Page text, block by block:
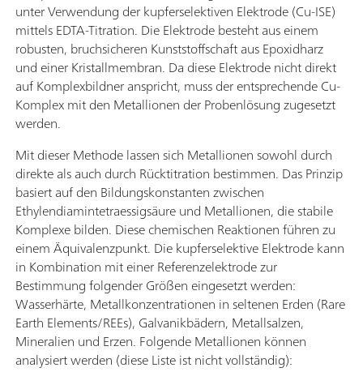
unter Verwendung der kupferselektiven Elektrode (Cu-ISE)
mittels EDTA-Titration. Die Elektrode besteht aus einem
robusten, bruchsicheren Kunststoffschaft aus Epoxidharz
und einer Kristallmembran. Da diese Elektrode nicht direkt
auf Komplexbildner anspricht, muss der entsprechende Cu-
Komplex mit den Metallionen der Probenlösung zugesetzt
werden.
Mit dieser Methode lassen sich Metallionen sowohl durch
direkte als auch durch Rücktitration bestimmen. Das Prinzip
basiert auf den Bildungskonstanten zwischen
Ethylendiamintetraessigsäure und Metallionen, die stabile
Komplexe bilden. Diese chemischen Reaktionen führen zu
einem Äquivalenzpunkt. Die kupferselektive Elektrode kann
in Kombination mit einer Referenzelektrode zur
Bestimmung folgender Größen eingesetzt werden:
Wasserhärte, Metallkonzentrationen in seltenen Erden (Rare
Earth Elements/REEs), Galvanikbädern, Metallsalzen,
Mineralien und Erzen. Folgende Metallionen können
analysiert werden (diese Liste ist nicht vollständig):